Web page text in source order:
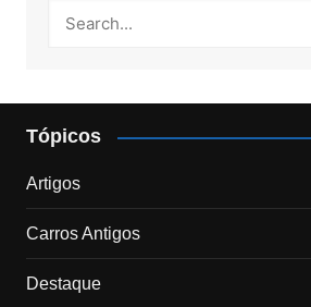
Tópicos
Artigos
Carros Antigos
Destaque